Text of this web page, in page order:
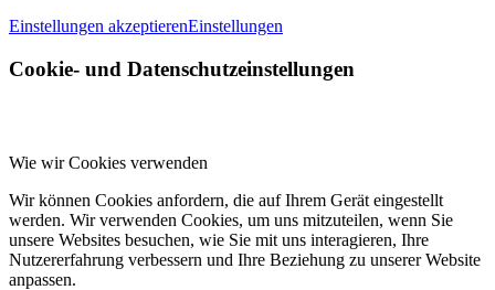
Einstellungen akzeptierenEinstellungen
Cookie- und Datenschutzeinstellungen
Wie wir Cookies verwenden
Wir können Cookies anfordern, die auf Ihrem Gerät eingestellt
werden. Wir verwenden Cookies, um uns mitzuteilen, wenn Sie
unsere Websites besuchen, wie Sie mit uns interagieren, Ihre
Nutzererfahrung verbessern und Ihre Beziehung zu unserer Website
anpassen.